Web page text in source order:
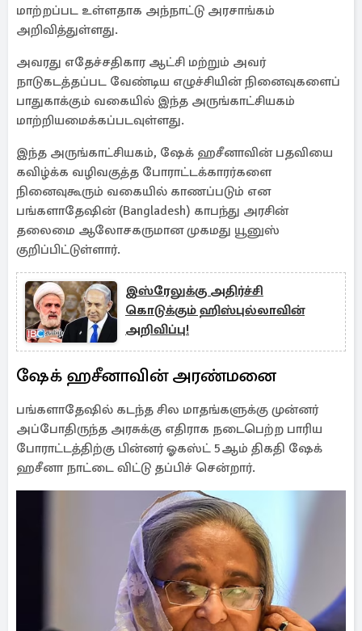
மாற்றப்பட உள்ளதாக அந்நாட்டு அரசாங்கம்
அறிவித்துள்ளது.
அவரது எதேச்சதிகார ஆட்சி மற்றும் அவர்
நாடுகடத்தப்பட வேண்டிய எழுச்சியின் நினைவுகளைப்
பாதுகாக்கும் வகையில் இந்த அருங்காட்சியகம்
மாற்றியமைக்கப்படவுள்ளது.
இந்த அருங்காட்சியகம், ஷேக் ஹசீனாவின் பதவியை
கவிழ்க்க வழிவகுத்த போராட்டக்காரர்களை
நினைவுகூரும் வகையில் காணப்படும் என
பங்களாதேஷின் (Bangladesh) காபந்து அரசின்
தலைமை ஆலோசகருமான முகமது யூனுஸ்
குறிப்பிட்டுள்ளார்.
இஸ்ரேலுக்கு அதிர்ச்சி
கொடுக்கும் ஹிஸ்புல்லாவின்
அறிவிப்பு!
ஷேக் ஹசீனாவின் அரண்மனை
பங்களாதேஷில் கடந்த சில மாதங்களுக்கு முன்னர்
அப்போதிருந்த அரசுக்கு எதிராக நடைபெற்ற பாரிய
போராட்டத்திற்கு பின்னர் ஓகஸ்ட் 5ஆம் திகதி ஷேக்
ஹசீனா நாட்டை விட்டு தப்பிச் சென்றார்.